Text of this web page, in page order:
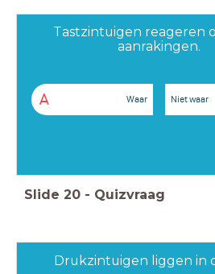
Tastzintuigen reageren
aanrakingen.
A Waar Niet waar
Slide 20 - Quizvraag
Drukzintuigen liggen in